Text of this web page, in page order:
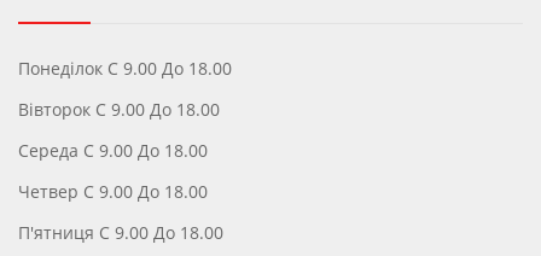
Понеділок С 9.00 До 18.00
Вівторок С 9.00 До 18.00
Середа С 9.00 До 18.00
Четвер С 9.00 До 18.00
П'ятниця С 9.00 До 18.00